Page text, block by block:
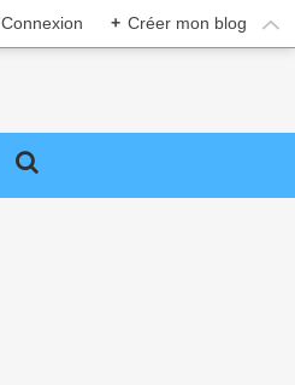
Connexion + Créer mon blog